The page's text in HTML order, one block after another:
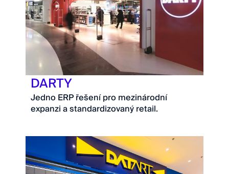
DARTY
Jedno ERP řešení pro mezinárodní
expanzi a standardizovaný retail.